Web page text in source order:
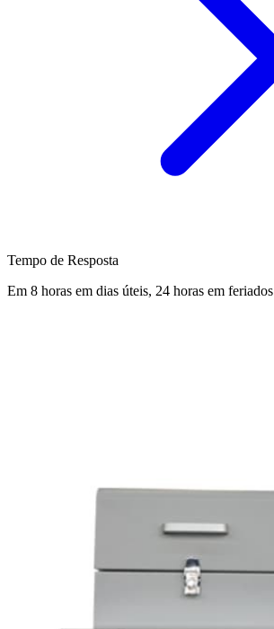
Tempo de Resposta
Em 8 horas em dias úteis, 24 horas em feriados